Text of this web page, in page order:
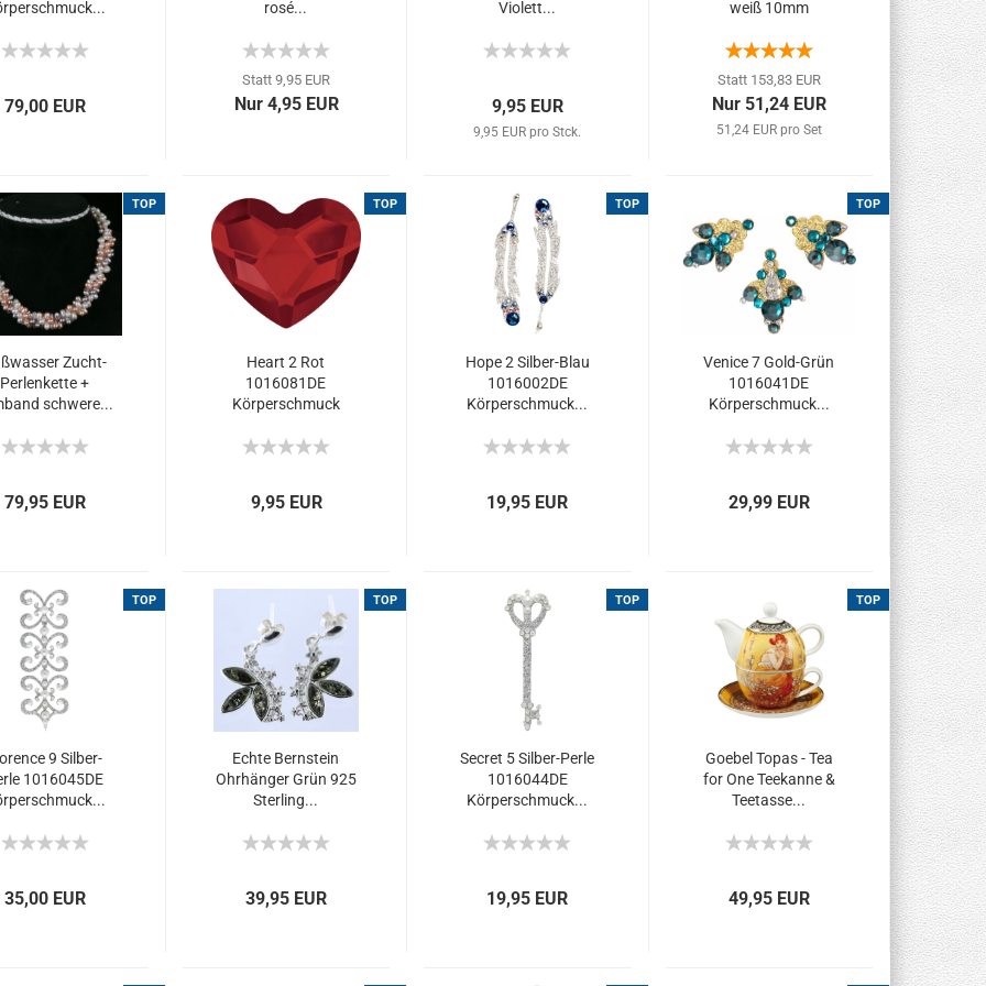
79,00 EUR
rosé...
Statt 9,95 EUR
Nur 4,95 EUR
Violett...
9,95 EUR
9,95 EUR pro Stck.
weiß 10mm
Statt 153,83 EUR
Nur 51,24 EUR
51,24 EUR pro Set
TOP
Zucht-
Perlenkette +
schwere...
79,95 EUR
TOP
Heart 2 Rot
1016081DE
Körperschmuck
9,95 EUR
TOP
Hope 2 Silber-Blau
1016002DE
Körperschmuck...
19,95 EUR
TOP
Venice 7 Gold-Grün
1016041DE
Körperschmuck...
29,99 EUR
TOP
9 Silber-
1016045DE
35,00 EUR
TOP
Echte Bernstein
Ohrhänger Grün 925
Sterling...
39,95 EUR
TOP
Secret 5 Silber-Perle
1016044DE
Körperschmuck...
19,95 EUR
TOP
Goebel Topas - Tea
for One Teekanne &
Teetasse...
49,95 EUR